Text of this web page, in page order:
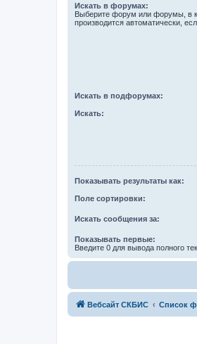
Искать в форумах:
Выберите форум или форумы, в
производится автоматически,
Искать в подфорумах:
Искать:
Показывать результаты как:
Поле сортировки:
Искать сообщения за:
Показывать первые:
Введите 0 для вывода полного
Вебсайт СКБИС Список